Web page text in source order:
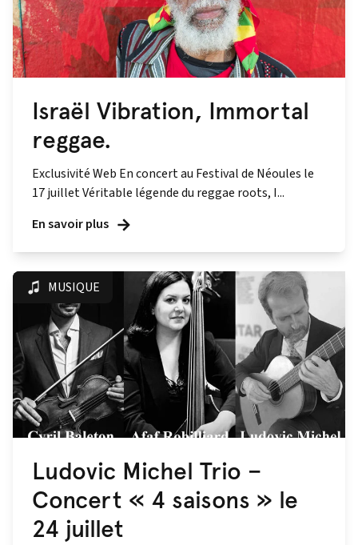
Israël Vibration, Immortal
reggae.
Exclusivité Web En concert au Festival de Néoules le
17 juillet Véritable légende du reggae roots, I...
En savoir plus
MUSIQUE
Ludovic Michel Trio –
Concert « 4 saisons » le
24 juillet